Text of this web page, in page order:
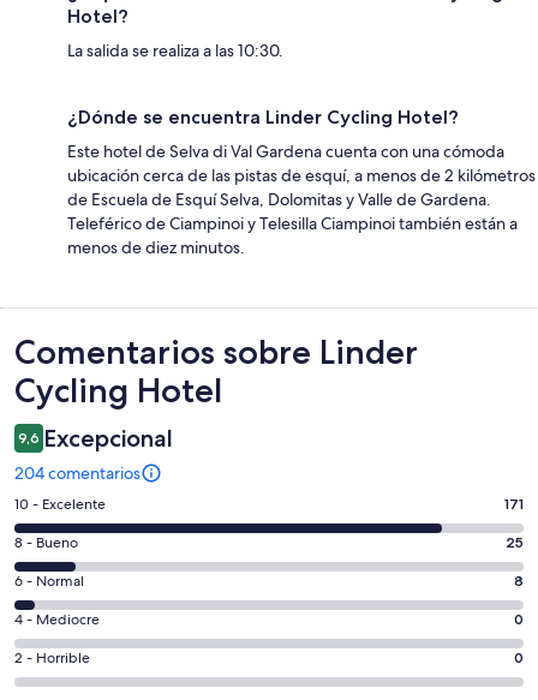
Hotel?
La salida se realiza a las 10:30.
¿Dónde se encuentra Linder Cycling Hotel?
Este hotel de Selva di Val Gardena cuenta con una cómoda
ubicación cerca de las pistas de esquí, a menos de 2 kilómetros
de Escuela de Esquí Selva, Dolomitas y Valle de Gardena.
Teleférico de Ciampinoi y Telesilla Ciampinoi también están a
menos de diez minutos.
Comentarios
Comentarios sobre Linder
Cycling Hotel
9,6 Excepcional
204 comentarios
171
comentarios
de
un
total
de
204
con
10 - Excelente 171
25
comentarios
de
un
total
de
8 - Bueno 25
8
comentarios
de
un
total
6 - Normal 8
0
comentarios
de
4 - Mediocre 0
0
comentarios
2 - Horrible 0